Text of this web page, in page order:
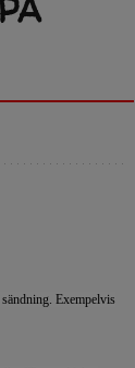
Exempelvis